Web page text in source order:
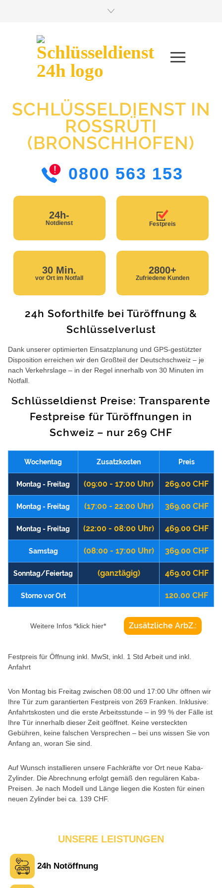
SCHLÜSSELDIENST IN
ROSSRÜTI
(BRONSCHHOFEN)
0800 563 153
24h-
Notdienst Festpreis
30 Min.
vor Ort im Notfall
2800+
Zufriedene Kunden
24h Soforthilfe bei Türöffnung &
Schlüsselverlust
Dank unserer optimierten Einsatzplanung und GPS-gestützter
Disposition erreichen wir den Großteil der Deutschschweiz – je
nach Verkehrslage – in der Regel innerhalb von 30 Minuten im
Notfall.
Schlüsseldienst Preise: Transparente
Festpreise für Türöffnungen in
Schweiz – nur 269 CHF
Wochentag Zusatzkosten Preis
Montag - Freitag (09:00 - 17:00 Uhr) 269.00 CHF
Montag - Freitag (17:00 - 22:00 Uhr) 369.00 CHF
Montag - Freitag (22:00 - 08:00 Uhr) 469.00 CHF
Samstag (08:00 - 17:00 Uhr) 369.00 CHF
Sonntag/Feiertag (ganztägig) 469.00 CHF
Storno vor Ort 120.00 CHF
Weitere Infos *klick hier* Zusätzliche ArbZ.:
Festpreis für Öffnung inkl. MwSt, inkl. 1 Std Arbeit und inkl.
Anfahrt
Von Montag bis Freitag zwischen 08:00 und 17:00 Uhr öffnen wir
Ihre Tür zum garantierten Festpreis von 269 Franken. Inklusive:
Anfahrtskosten und die erste Arbeitsstunde – in 99 % der Fälle ist
Ihre Tür innerhalb dieser Zeit geöffnet. Keine versteckten
Gebühren, keine falschen Versprechen – bei uns wissen Sie von
Anfang an, woran Sie sind.
Auf Wunsch installieren unsere Fachkräfte vor Ort neue Kaba-
Zylinder. Die Abrechnung erfolgt gemäß den regulären Kaba-
Preisen. Je nach Modell und Länge liegen die Kosten für einen
neuen Zylinder bei ca. 139 CHF.
UNSERE LEISTUNGEN
24h Notöffnung